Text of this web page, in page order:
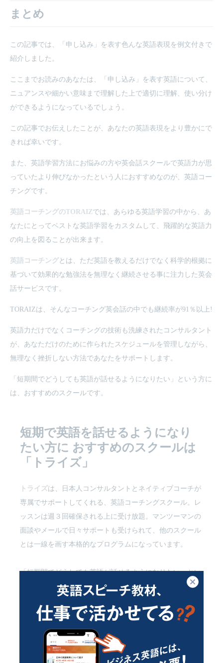
まとめ
この記事では、「申し込み」を表す色んな英語表現を例文付きで
紹介しました。
ここまでお読みのあなたは、「申し込み」を表す英語について、
ニュアンスや細かい意味まで理解した上で適切に理解、使い分け
ができるようになっているでしょう。
この記事でお伝えしたことが、あなたの英語表現をより豊かにで
きれば幸いです。
また、英語学習方法にお悩みの方や英会話スクールで英語力が思
っていたより伸びなかったという人におすすめなのが、英語コー
チングです。
英語コーチングのTORAIZでは、あらゆる英語学習の中から、あ
なたにとってベストな英語学習をカスタムして、飛躍的な英語力
の向上を図ることが出来ます。
英語コーチングとは、ただ英語を教えるだけでなく科学的根拠に
基づいて効果的な勉強法を無理なく継続させる事に注力した英会
話サービスです。
TORAIZは、そんなコーチング英会話の中でも継続率が91％以上!
英語力だけでなくコーチングの技術も洗練されたコンサルタント
が、あなただけのために作られたスケジュールを管理しながら、
無理なく挫折しない方法であなたをサポートします。
「短期間でどうしても英語が話せるようになりたい」という方に
は、おすすめのスクールです。
短期で英語を話せるようになり
たい方に おすすめのスクールは
「トライズ」
トライズは、日本人コンサルタントとネイティブコーチが
専属でサポートしてくれる、英語コーチングスクール。レ
ッスンは週３回確保される上に受け放題。マンツーマンの
面談やメールで日々サポートも受けられて、他のスクール
とは一線を画す本格的なプログラムになっています。
「短期間でどうしても英語が話せるようになりたい」とい
う方には、おすすめのスクールです。
受講生のインタビューもご紹介します。
閉じる